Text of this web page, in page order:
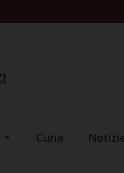
Curia